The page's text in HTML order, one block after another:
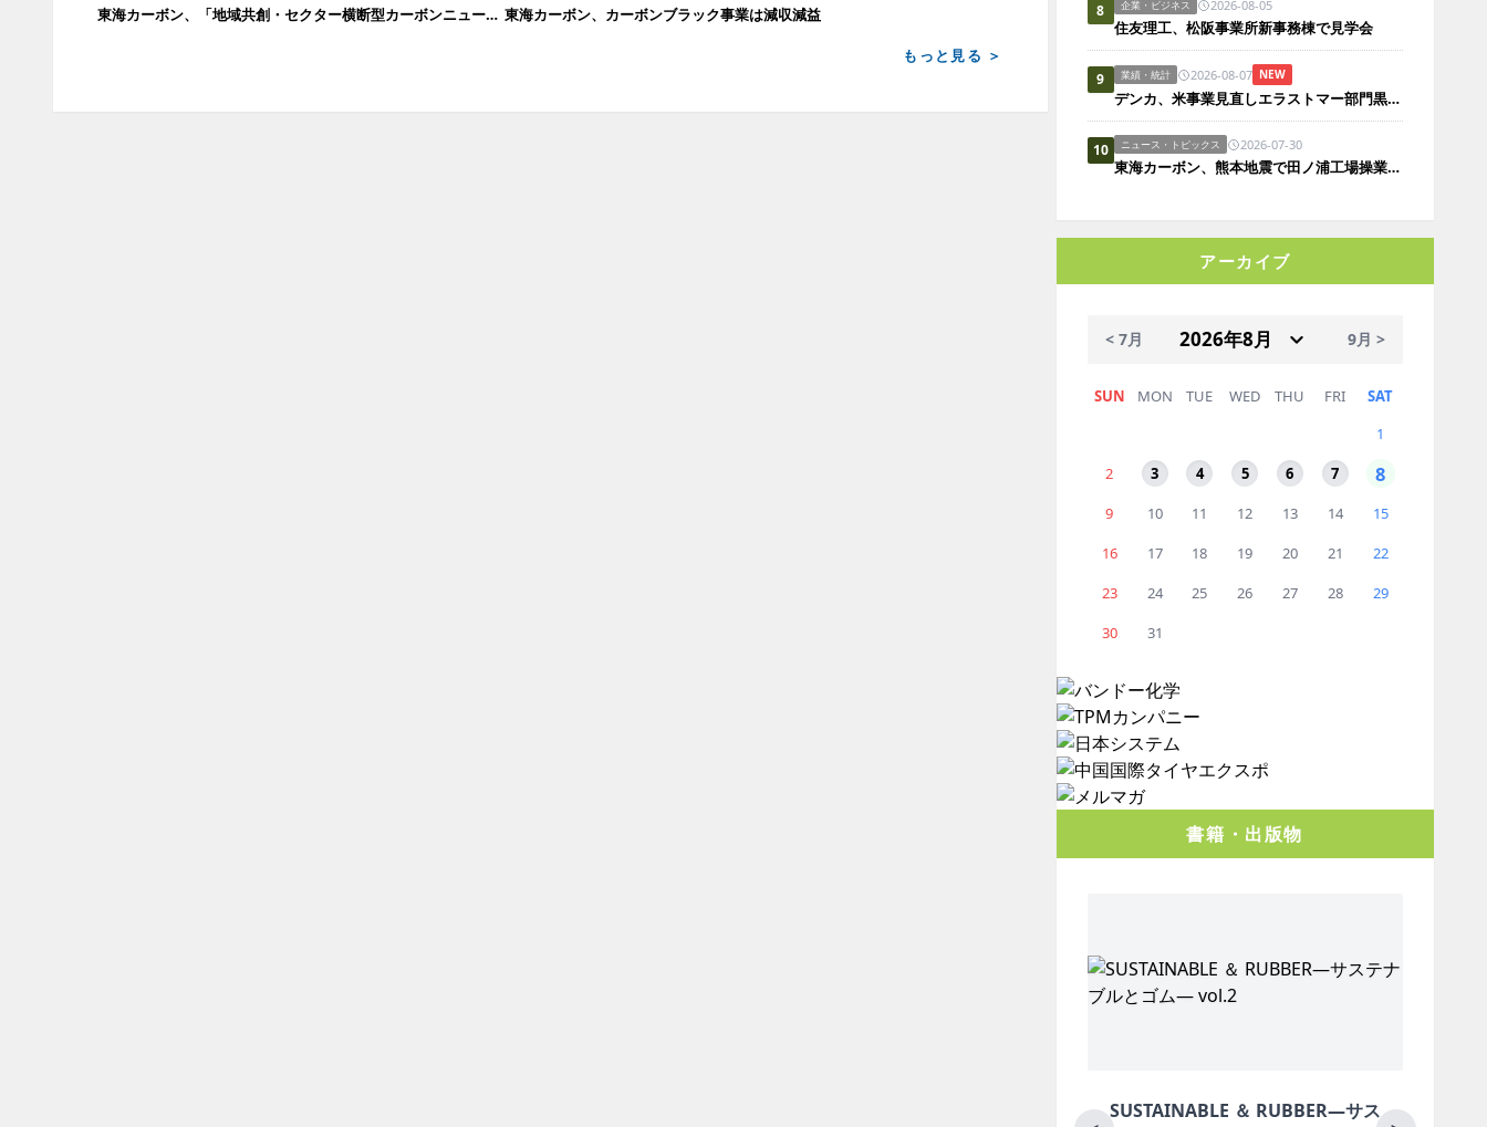
東海カーボン、「地域共創・セクター横断型カーボンニュートラル技術開発・実証事業」に採択 東海カーボン、カーボンブラック事業は減収減益
もっと見る ＞
8 企業・ビジネス 2026-08-05
住友理工、松阪事業所新事務棟で見学会
9 業績・統計 2026-08-07 NEW
デンカ、米事業見直しエラストマー部門黒字化
10 ニュース・トピックス 2026-07-30
東海カーボン、熊本地震で田ノ浦工場操業一時停止も重大な人的被害なし
アーカイブ
< 7月 9月 >
SUN MON TUE WED THU FRI
SAT
1
2
3 4 5 6 7 8
9 10 11 12 13 14
15
16
17 18 19 20 21
22
23
24 25 26 27 28
29
30
31
書籍・出版物
SUSTAINABLE ＆ RUBBER―サス